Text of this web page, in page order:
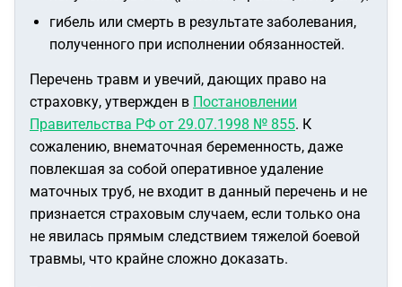
гибель или смерть в результате заболевания,
полученного при исполнении обязанностей.
Перечень травм и увечий, дающих право на
страховку, утвержден в Постановлении
Правительства РФ от 29.07.1998 № 855. К
сожалению, внематочная беременность, даже
повлекшая за собой оперативное удаление
маточных труб, не входит в данный перечень и не
признается страховым случаем, если только она
не явилась прямым следствием тяжелой боевой
травмы, что крайне сложно доказать.